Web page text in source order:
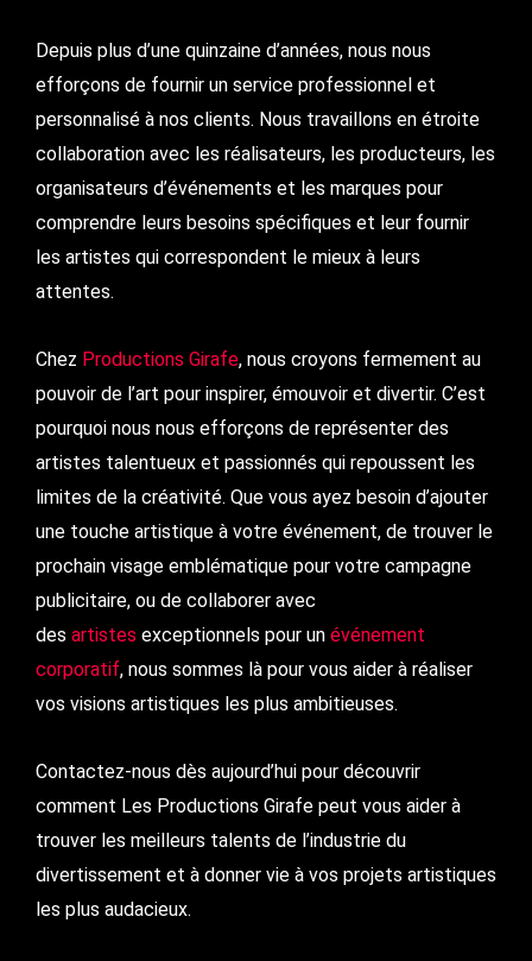
Depuis plus d’une quinzaine d’années, nous nous
efforçons de fournir un service professionnel et
personnalisé à nos clients. Nous travaillons en étroite
collaboration avec les réalisateurs, les producteurs, les
organisateurs d’événements et les marques pour
comprendre leurs besoins spécifiques et leur fournir
les artistes qui correspondent le mieux à leurs
attentes.
Chez Productions Girafe, nous croyons fermement au
pouvoir de l’art pour inspirer, émouvoir et divertir. C’est
pourquoi nous nous efforçons de représenter des
artistes talentueux et passionnés qui repoussent les
limites de la créativité. Que vous ayez besoin d’ajouter
une touche artistique à votre événement, de trouver le
prochain visage emblématique pour votre campagne
publicitaire, ou de collaborer avec
des artistes exceptionnels pour un événement
corporatif, nous sommes là pour vous aider à réaliser
vos visions artistiques les plus ambitieuses.
Contactez-nous dès aujourd’hui pour découvrir
comment Les Productions Girafe peut vous aider à
trouver les meilleurs talents de l’industrie du
divertissement et à donner vie à vos projets artistiques
les plus audacieux.